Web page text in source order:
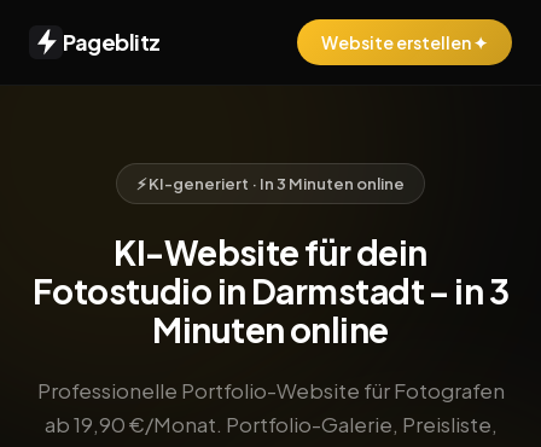
Pageblitz Website erstellen ✦
⚡ KI-generiert · In 3 Minuten online
KI-Website für dein
Fotostudio in Darmstadt – in 3
Minuten online
Professionelle Portfolio-Website für Fotografen
ab 19,90 €/Monat. Portfolio-Galerie, Preisliste,